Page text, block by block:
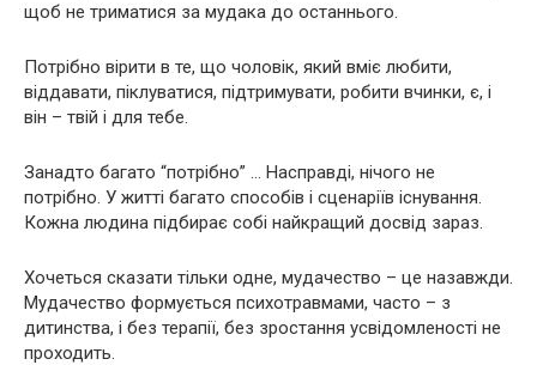
щоб не триматися за мудака до останнього.
Потрібно вірити в те, що чоловік, який вміє любити,
віддавати, піклуватися, підтримувати, робити вчинки, є, і
він – твій і для тебе.
Занадто багато “потрібно” … Насправді, нічого не
потрібно. У житті багато способів і сценаріїв існування.
Кожна людина підбирає собі найкращий досвід зараз.
Хочеться сказати тільки одне, мудачество – це назавжди.
Мудачество формується психотравмами, часто – з
дитинства, і без терапії, без зростання усвідомленості не
проходить.